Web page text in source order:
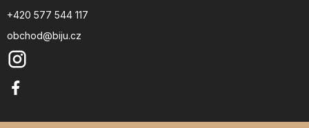
+420 577 544 117
obchod@biju.cz